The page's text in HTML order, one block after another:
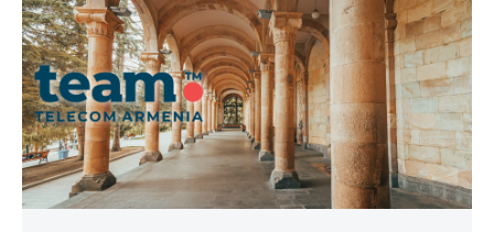
զանգահարեք 100 կամ մոտեցեք մոտակա
գրասենյակներ ` Ամիրյան 3 ( Երկ-Կիրակի 09:00-
24:00 ) 900 մետր 12 րոպե Աբովյան 21 ( Երկ-
Կիրակի 09:00-24:00 ) 700 մետր – 10 րոպե Բոլոր
վաճառքի և սպասարկման գրասենյակների
հասցեներին, ինչպես նաև աշխատանքային ժամե